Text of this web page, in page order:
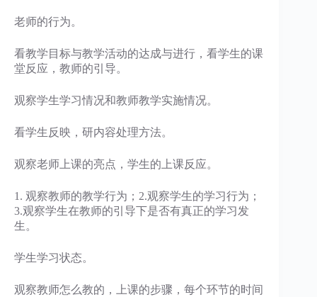
老师的行为。
看教学目标与教学活动的达成与进行，看学生的课
堂反应，教师的引导。
观察学生学习情况和教师教学实施情况。
看学生反映，研内容处理方法。
观察老师上课的亮点，学生的上课反应。
1. 观察教师的教学行为；2.观察学生的学习行为；
3.观察学生在教师的引导下是否有真正的学习发
生。
学生学习状态。
观察教师怎么教的，上课的步骤，每个环节的时间